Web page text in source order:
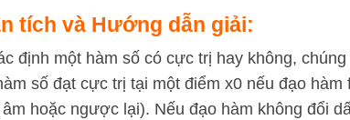
tích và Hướng dẫn giải:
định một hàm số có cực trị hay không,
số đạt cực trị tại một điểm x0 nếu đạo hàm
hoặc ngược lại). Nếu đạo hàm không đổi